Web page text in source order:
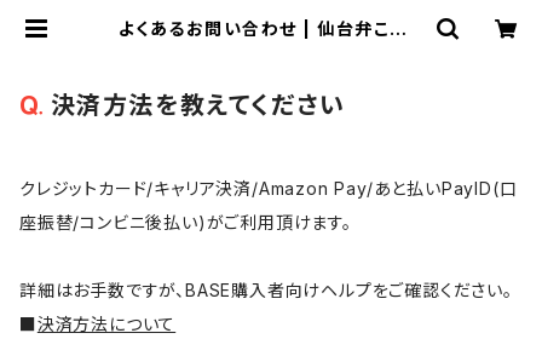
よくあるお問い合わせ | 仙台弁こけし
決済方法を教えてください
クレジットカード/キャリア決済/Amazon Pay/あと払いPayID(口
座振替/コンビニ後払い)がご利用頂けます。
詳細はお手数ですが、BASE購入者向けヘルプをご確認ください。
■決済方法について